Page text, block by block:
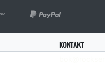
KONTAKT